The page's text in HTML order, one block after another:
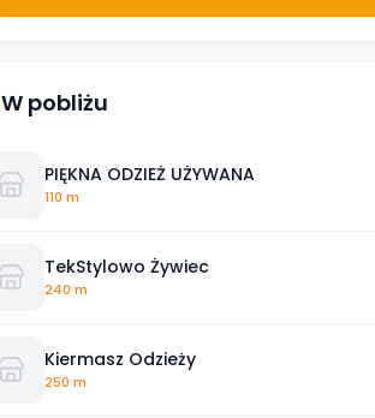
W pobliżu
PIĘKNA ODZIEŻ UŻYWANA
110 m
TekStylowo Żywiec
240 m
Kiermasz Odzieży
250 m